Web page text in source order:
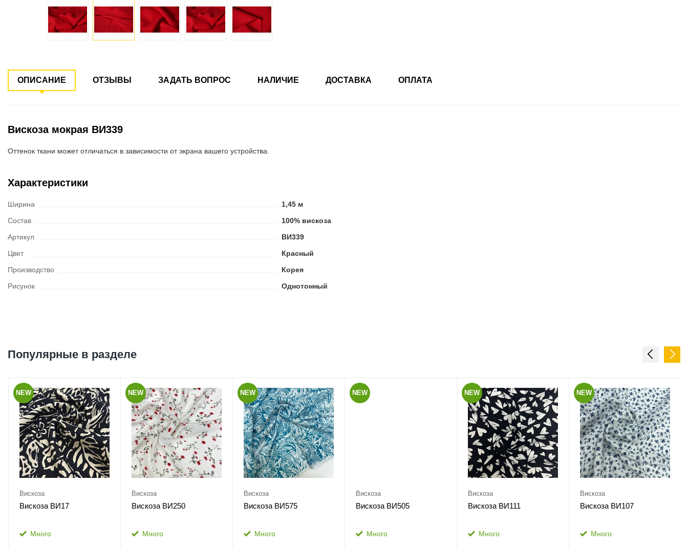
ОПИСАНИЕ ОТЗЫВЫ ЗАДАТЬ ВОПРОС НАЛИЧИЕ ДОСТАВКА ОПЛАТА
Вискоза мокрая ВИ339
Оттенок ткани может отличаться в зависимости от экрана вашего устройства.
Характеристики
Ширина
1,45 м
Состав
100% вискоза
Артикул
ВИ339
Цвет
Красный
Производство
Корея
Рисунок
Однотонный
Популярные в разделе
NEW
Вискоза
Вискоза ВИ17
Много
NEW
Вискоза
Вискоза ВИ250
Много
NEW
Вискоза
Вискоза ВИ575
Много
NEW
Вискоза
Вискоза ВИ505
Много
NEW
Вискоза
Вискоза ВИ111
Много
NEW
Вискоза
Вискоза ВИ107
Много